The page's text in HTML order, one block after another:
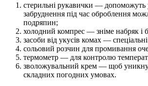
стерильні рукавички — допоможуть
забруднення під час оброблення
подряпин;
холодний компрес — зніме набряк і
засоби від укусів комах —
сольовий розчин для промивання
термометр — для контролю
зволожувальний крем — щоб
складних погодних умовах.